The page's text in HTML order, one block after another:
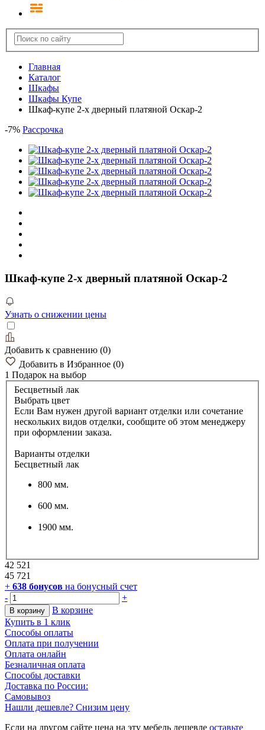
Главная
Каталог
Шкафы
Шкафы Купе
Шкаф-купе 2-х дверный платяной Оскар-2
-7% Рассрочка
Шкаф-купе 2-х дверный платяной Оскар-2
Узнать о снижении цены
Добавить к сравнению (0)
Добавить в Избранное (0)
1 Подарок на выбор
Бесцветный лак
Выбрать цвет
Если Вам нужен другой вариант отделки или сочетание
нескольких видов отделки, сообщите об этом менеджеру
при оформлении заказа.
Варианты отделки
Бесцветный лак
800 мм.
600 мм.
1900 мм.
42 521
45 721
+ 638 бонусов на бонусный счет
-
+
В корзину
В корзине
Купить в 1 клик
Способы оплаты
Оплата при получении
Оплата онлайн
Безналичная оплата
Способы доставки
Доставка по России:
Самовывоз
Нашли дешевле? Снизим цену
Если на другом сайте цена на эту мебель дешевле оставьте